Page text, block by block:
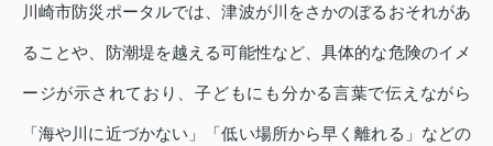
川崎市防災ポータルでは、津波が川をさかのぼるおそれがあ
ることや、防潮堤を越える可能性など、具体的な危険のイメ
ージが示されており、子どもにも分かる言葉で伝えながら
「海や川に近づかない」「低い場所から早く離れる」などの